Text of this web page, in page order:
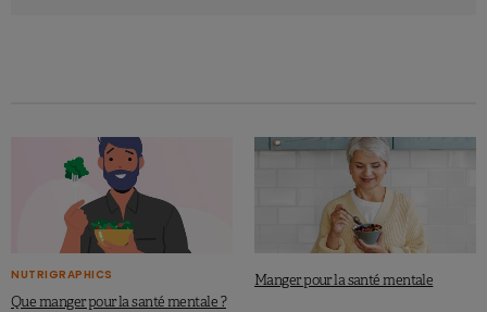
NUTRIGRAPHICS
Que manger pour la santé mentale ?
Manger pour la santé mentale